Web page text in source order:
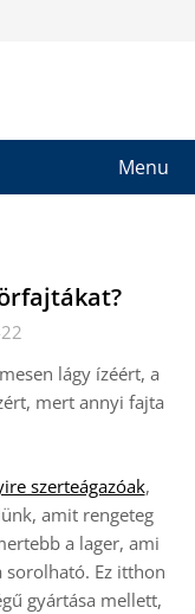
Menu
lágy ízéért, a
mert annyi fajta
szerteágazóak,
amit rengeteg
a lager, ami
sorolható. Ez itthon
gyártása mellett,